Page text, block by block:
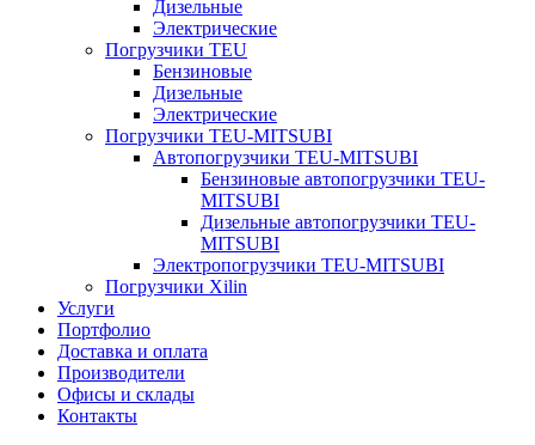
Дизельные
Электрические
Погрузчики TEU
Бензиновые
Дизельные
Электрические
Погрузчики TEU-MITSUBI
Автопогрузчики TEU-MITSUBI
Бензиновые автопогрузчики TEU-
MITSUBI
Дизельные автопогрузчики TEU-
MITSUBI
Электропогрузчики TEU-MITSUBI
Погрузчики Xilin
Услуги
Портфолио
Доставка и оплата
Производители
Офисы и склады
Контакты